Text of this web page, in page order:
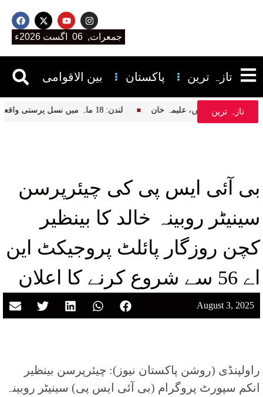
جمعرات, 06 اگست 2026ء
بین الاقوامی پاکستان تازہ ترین
تازہ ترین لندن: 18 ماہ میں نسل پرستی واقعات میں نمایاں اضافہ، نیشنل ہیلتھ سروس کا انکشاف تفسیر قرآن پڑھتے ہیں، علیمہ خان
بی آئی ایس پی کی چیئرپرسن
سینیٹر روبینہ خالد کا بینظیر
کچن روزگار پائلٹ پروجیکٹ این
اے 56 سے شروع کرنے کا اعلان
August 3, 2025
راولپنڈی (روشن پاکستان نیوز): چیئرپرسن بینظیر
انکم سپورٹ پروگرام (بی آئی ایس پی) سینیٹر روبینہ